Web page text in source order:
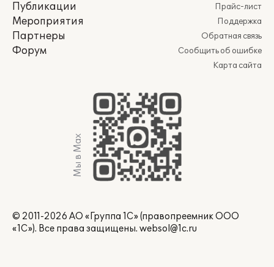
Публикации
Мероприятия
Партнеры
Форум
Прайс-лист
Поддержка
Обратная связь
Сообщить об ошибке
Карта сайта
Мы в Max
© 2011-2026 АО «Группа 1С» (правопреемник ООО
«1С»). Все права защищены. websol@1c.ru